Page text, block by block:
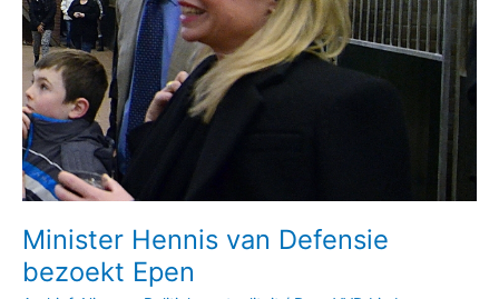
Minister Hennis van Defensie
bezoekt Epen
bezoekt
Epen